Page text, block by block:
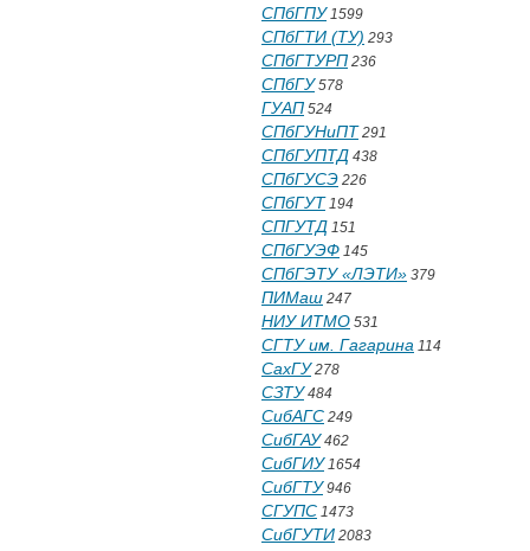
СПбГПУ1599
СПбГТИ (ТУ) 293
СПбГТУРП 236
СПбГУ578
ГУАП 524
СПбГУНиПТ 291
СПбГУПТД 438
СПбГУСЭ 226
СПбГУТ 194
СПГУТД 151
СПбГУЭФ 145
СПбГЭТУ «ЛЭТИ» 379
ПИМаш 247
НИУ ИТМО 531
СГТУ им. Гагарина 114
СахГУ278
СЗТУ484
СибАГС 249
СибГАУ462
СибГИУ1654
СибГТУ946
СГУПС 1473
СибГУТИ 2083